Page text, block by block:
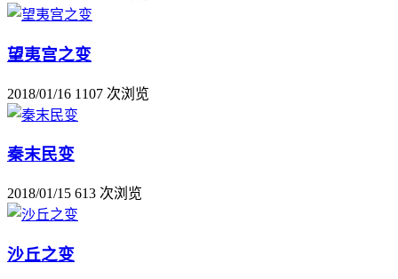
望夷宫之变
2018/01/16 1107 次浏览
秦末民变
2018/01/15 613 次浏览
沙丘之变